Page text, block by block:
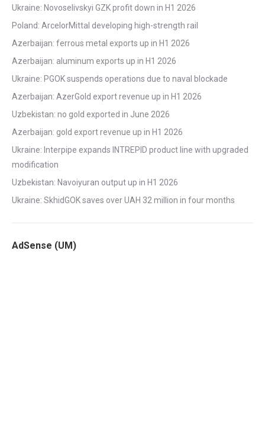
Ukraine: Novoselivskyi GZK profit down in H1 2026
Poland: ArcelorMittal developing high-strength rail
Azerbaijan: ferrous metal exports up in H1 2026
Azerbaijan: aluminum exports up in H1 2026
Ukraine: PGOK suspends operations due to naval blockade
Azerbaijan: AzerGold export revenue up in H1 2026
Uzbekistan: no gold exported in June 2026
Azerbaijan: gold export revenue up in H1 2026
Ukraine: Interpipe expands INTREPID product line with upgraded
modification
Uzbekistan: Navoiyuran output up in H1 2026
Ukraine: SkhidGOK saves over UAH 32 million in four months
AdSense (UM)